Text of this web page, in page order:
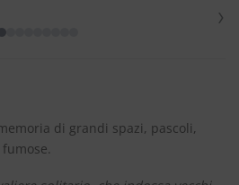
›
di grandi spazi, pascoli,